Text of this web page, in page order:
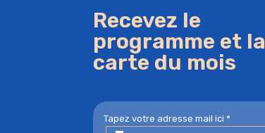
Recevez le
programme et la
carte du mois